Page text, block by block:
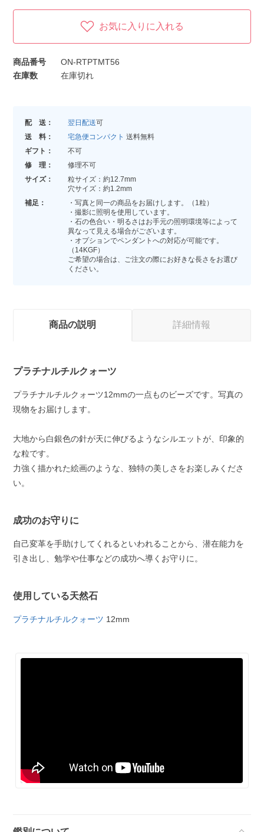
お気に入りに入れる
商品番号
ON-RTPTMT56
在庫数
在庫切れ
配 送： 翌日配送可
送 料：
宅急便コンパクト 送料無料
ギフト：
不可
修 理：
修理不可
サイズ：
粒サイズ：約12.7mm
穴サイズ：約1.2mm
補足：
・写真と同一の商品をお届けします。（1粒）
・撮影に照明を使用しています。
・石の色合い・明るさはお手元の照明環境等によって
異なって見える場合がございます。
・オプションでペンダントへの対応が可能です。
（14KGF）
ご希望の場合は、ご注文の際にお好きな長さをお選び
ください。
商品の説明 詳細情報
プラチナルチルクォーツ
プラチナルチルクォーツ12mmの一点ものビーズです。写真の
現物をお届けします。
大地から白銀色の針が天に伸びるようなシルエットが、印象的
な粒です。
力強く描かれた絵画のような、独特の美しさをお楽しみくださ
い。
成功のお守りに
自己変革を手助けしてくれるといわれることから、潜在能力を
引き出し、勉学や仕事などの成功へ導くお守りに。
使用している天然石
プラチナルチルクォーツ 12mm